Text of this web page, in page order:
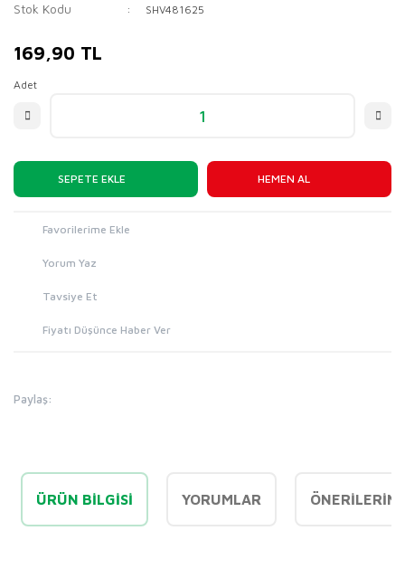
Stok Kodu SHV481625
169,90 TL
Adet
SEPETE EKLE HEMEN AL
Yorum Yaz
Tavsiye Et
Fiyatı Düşünce Haber Ver
Paylaş:
ÜRÜN BILGISI YORUMLAR